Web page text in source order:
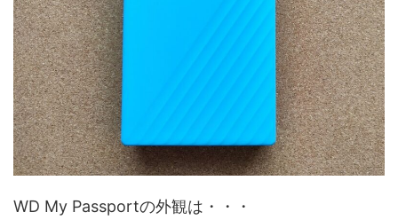
WD My Passportの外観は・・・